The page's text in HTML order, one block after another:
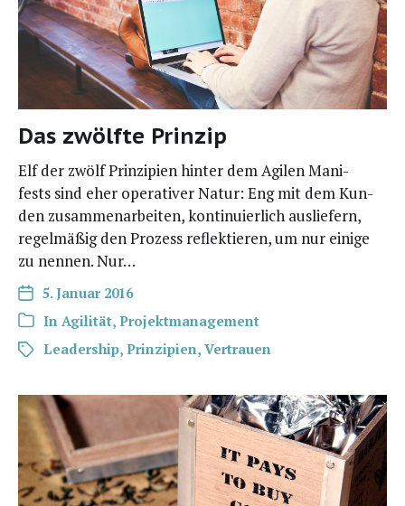
Das zwölfte Prinzip
Elf der zwölf Prin­zi­pi­en hin­ter dem Agi­len Mani­
fests sind eher ope­ra­ti­ver Natur: Eng mit dem Kun­
den zusam­men­ar­bei­ten, kon­ti­nu­ier­lich aus­lie­fern,
regel­mä­ßig den Pro­zess reflek­tie­ren, um nur eini­ge
zu nen­nen. Nur…
5. Januar 2016
In Agilität, Projektmanagement
Leadership, Prinzipien, Vertrauen